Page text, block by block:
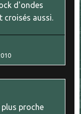
d'ondes
croisés aussi.
plus proche